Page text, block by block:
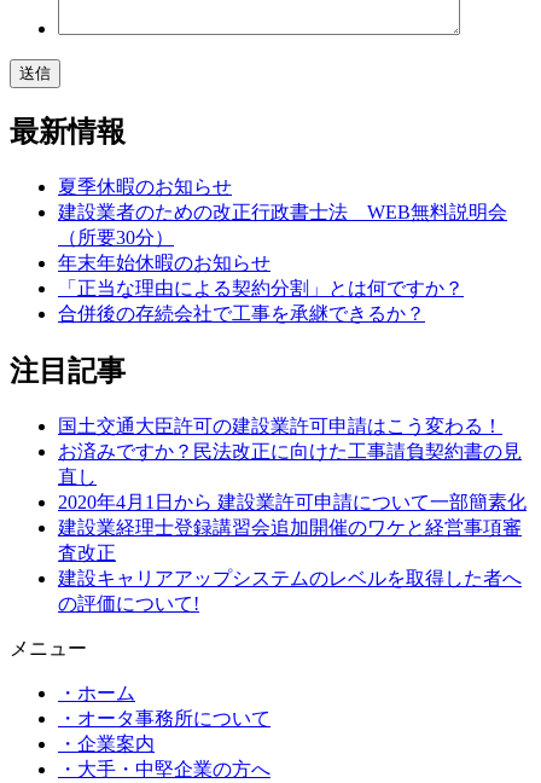
最新情報
夏季休暇のお知らせ
建設業者のための改正行政書士法 WEB無料説明会
（所要30分）
年末年始休暇のお知らせ
「正当な理由による契約分割」とは何ですか？
合併後の存続会社で工事を承継できるか？
注目記事
国土交通大臣許可の建設業許可申請はこう変わる！
お済みですか？民法改正に向けた工事請負契約書の見
直し
2020年4月1日から 建設業許可申請について一部簡素化
建設業経理士登録講習会追加開催のワケと経営事項審
査改正
建設キャリアアップシステムのレベルを取得した者へ
の評価について!
メニュー
・ホーム
・オータ事務所について
・企業案内
・大手・中堅企業の方へ